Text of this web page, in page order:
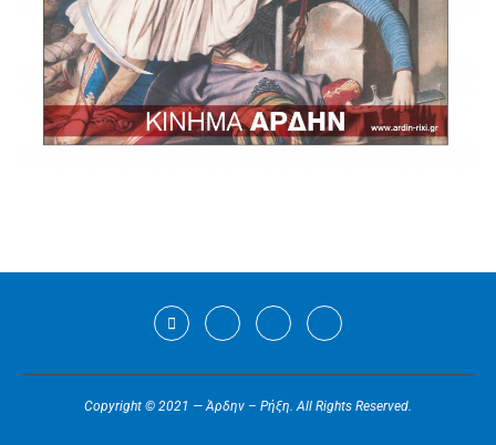
Copyright © 2021 — Άρδην – Ρήξη. All Rights Reserved.